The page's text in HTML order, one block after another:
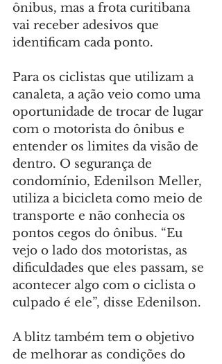
ônibus, mas a frota curitibana
vai receber adesivos que
identificam cada ponto.
Para os ciclistas que utilizam a
canaleta, a ação veio como uma
oportunidade de trocar de lugar
com o motorista do ônibus e
entender os limites da visão de
dentro. O segurança de
condomínio, Edenilson Meller,
utiliza a bicicleta como meio de
transporte e não conhecia os
pontos cegos do ônibus. “Eu
vejo o lado dos motoristas, as
dificuldades que eles passam, se
acontecer algo com o ciclista o
culpado é ele”, disse Edenilson.
A blitz também tem o objetivo
de melhorar as condições do